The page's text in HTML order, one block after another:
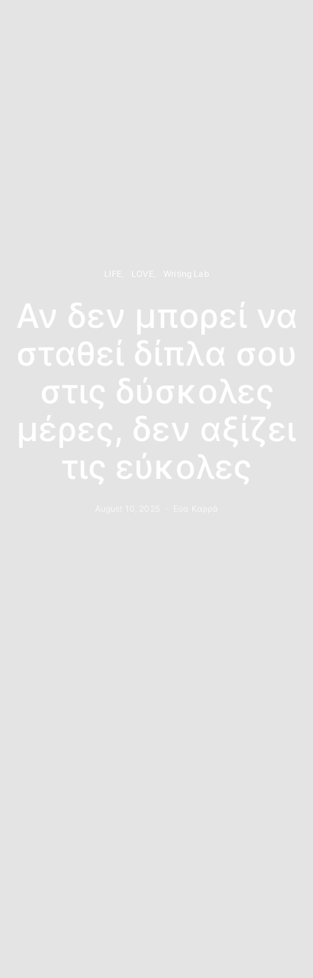
LIFE LOVE Writing Lab
Αν δεν μπορεί να
σταθεί δίπλα σου
στις δύσκολες
μέρες, δεν αξίζει
τις εύκολες